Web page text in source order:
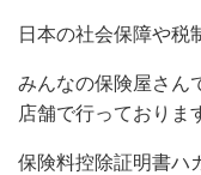
日本の社会保障や税
みんなの保険屋さん
店舗で行っておりま
保険料控除証明書ハ